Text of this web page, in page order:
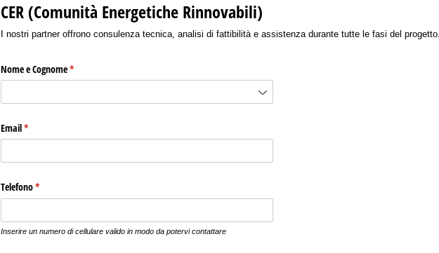
CER (Comunità Energetiche Rinnovabili)
I nostri partner offrono consulenza tecnica, analisi di fattibilità e assistenza durante tutte le fasi del
Nome e Cognome*
(richiesto)
Email*
(richiesto)
Telefono*
(richiesto)
Inserire un numero di cellulare valido in modo da potervi contattare